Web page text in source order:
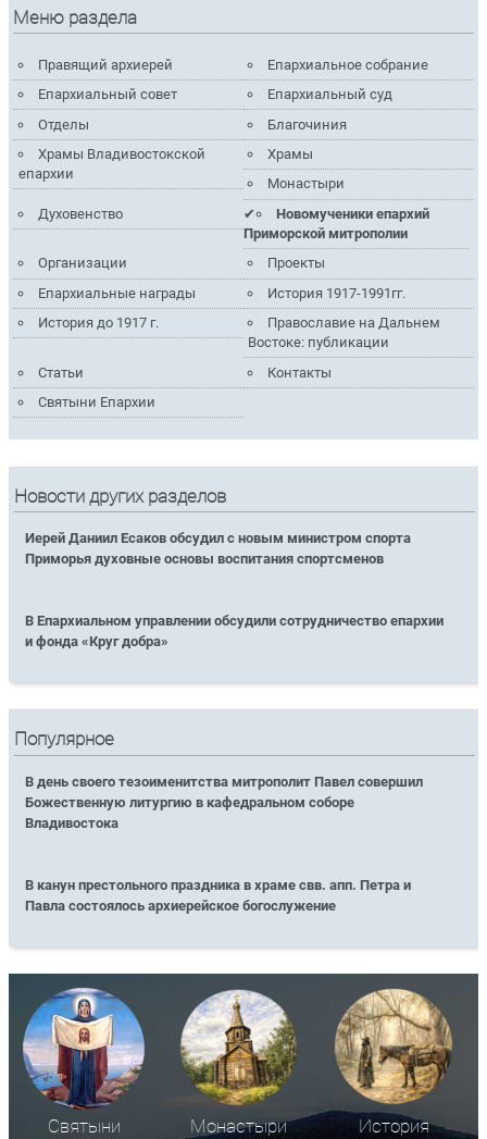
Меню раздела
Правящий архиерей
Епархиальное собрание
Епархиальный совет
Епархиальный суд
Отделы
Благочиния
Храмы Владивостокской
епархии
Храмы
Монастыри
Духовенство
Новомученики епархий
Приморской митрополии
Организации
Проекты
Епархиальные награды
История 1917-1991гг.
История до 1917 г.
Православие на Дальнем
Востоке: публикации
Статьи
Контакты
Святыни Епархии
Новости других разделов
Иерей Даниил Есаков обсудил с новым министром спорта
Приморья духовные основы воспитания спортсменов
В Епархиальном управлении обсудили сотрудничество епархии
и фонда «Круг добра»
Популярное
В день своего тезоименитства митрополит Павел совершил
Божественную литургию в кафедральном соборе
Владивостока
В канун престольного праздника в храме свв. апп. Петра и
Павла состоялось архиерейское богослужение
Святыни Монастыри История